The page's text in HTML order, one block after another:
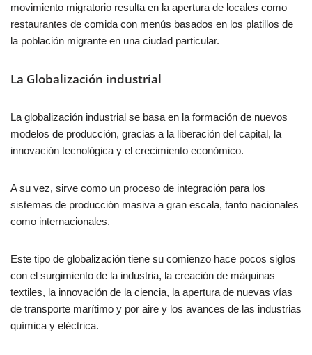
movimiento migratorio resulta en la apertura de locales como
restaurantes de comida con menús basados en los platillos de
la población migrante en una ciudad particular.
La Globalización industrial
La globalización industrial se basa en la formación de nuevos
modelos de producción, gracias a la liberación del capital, la
innovación tecnológica y el crecimiento económico.
A su vez, sirve como un proceso de integración para los
sistemas de producción masiva a gran escala, tanto nacionales
como internacionales.
Este tipo de globalización tiene su comienzo hace pocos siglos
con el surgimiento de la industria, la creación de máquinas
textiles, la innovación de la ciencia, la apertura de nuevas vías
de transporte marítimo y por aire y los avances de las industrias
química y eléctrica.